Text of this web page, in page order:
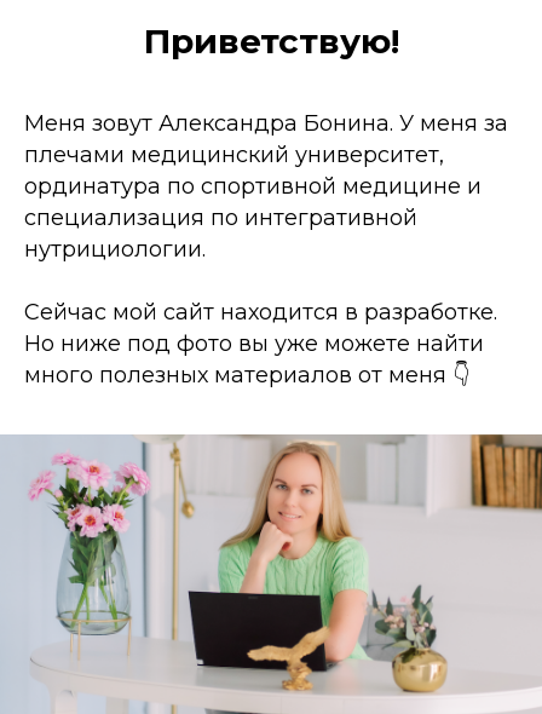
Приветствую!
Меня зовут Александра Бонина. У меня за
плечами медицинский университет,
ординатура по спортивной медицине и
специализация по интегративной
нутрициологии.
Сейчас мой сайт находится в разработке.
Но ниже под фото вы уже можете найти
много полезных материалов от меня 👇